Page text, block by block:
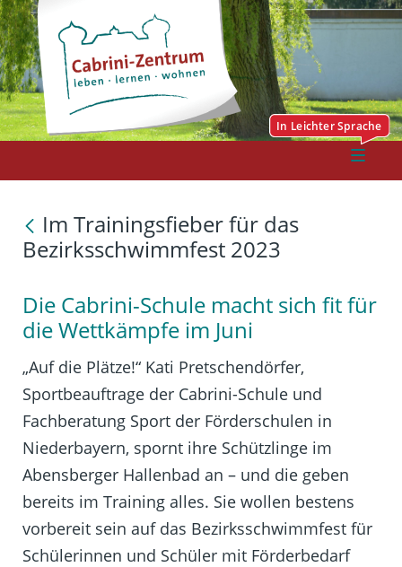
Im Trainingsfieber für das
Bezirksschwimmfest 2023
Die Cabrini-Schule macht sich fit für
die Wettkämpfe im Juni
„Auf die Plätze!“ Kati Pretschendörfer,
Sportbeauftrage der Cabrini-Schule und
Fachberatung Sport der Förderschulen in
Niederbayern, spornt ihre Schützlinge im
Abensberger Hallenbad an – und die geben
bereits im Training alles. Sie wollen bestens
vorbereit sein auf das Bezirksschwimmfest für
Schülerinnen und Schüler mit Förderbedarf